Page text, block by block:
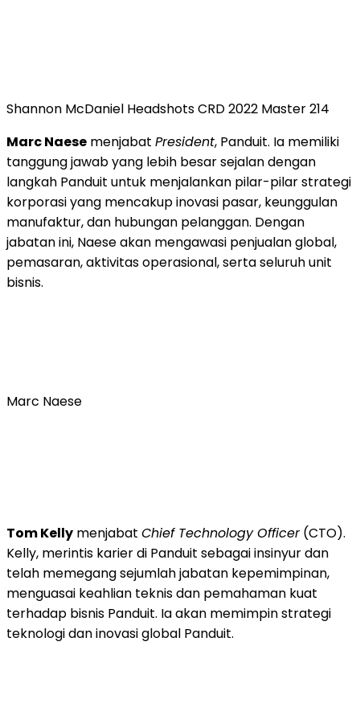
Shannon McDaniel Headshots CRD 2022 Master 214
Marc Naese menjabat President, Panduit. Ia memiliki
tanggung jawab yang lebih besar sejalan dengan
langkah Panduit untuk menjalankan pilar-pilar strategi
korporasi yang mencakup inovasi pasar, keunggulan
manufaktur, dan hubungan pelanggan. Dengan
jabatan ini, Naese akan mengawasi penjualan global,
pemasaran, aktivitas operasional, serta seluruh unit
bisnis.
Marc Naese
Tom Kelly menjabat Chief Technology Officer(CTO).
Kelly, merintis karier di Panduit sebagai insinyur dan
telah memegang sejumlah jabatan kepemimpinan,
menguasai keahlian teknis dan pemahaman kuat
terhadap bisnis Panduit. Ia akan memimpin strategi
teknologi dan inovasi global Panduit.